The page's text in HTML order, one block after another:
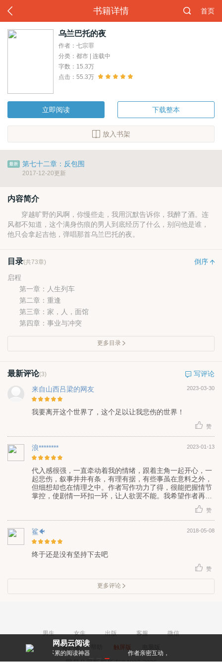
书籍详情 首页
乌兰巴托的夜
作者：七宗罪
分类：都市 | 连载中
字数：15.3万
点击：55.3万
立即阅读 下载整本
放入书架
第七十二章：反包围
2017-12-20更新
内容简介
穿越旷野的风啊，你慢些走，我用沉默告诉你，我醉了酒。连
风都不知道，这个满身伤痕的男人到底经历了什么，别问他是谁，
他只会拿起吉他，弹唱那首乌兰巴托的夜。
目录(共73章)
倒序
启程
第一章：人生列车
第二章：重逢
第三章：家，人，面馆
第四章：事业与冲突
更多目录
最新评论(3)
写评论
来自山西吕梁的网友
2023-03-30
我要离开这个世界了，这个足以让我悲伤的世界！
赞
浪******** 2023-01-13
代入感很强，一直牵动着我的情绪，跟着主角一起开心，一
起悲伤，叙事井井有条，有理有据，有些事虽在意料之外，
但细想却也在情理之中。作者写作功力了得，很能把握情节
掌控，使剧情一环扣一环，让人欲罢不能。我希望作者再接
再励，继续书写更精彩的片断，生活是在人生经历，与感悟
学习中成长起来的。需要慢慢的经历慢慢的长大，看书不只
能观其表面，可以在里面学到很多独到的见识与知识精华所
在，不要浪费了时间，负了自己，错过了一本好书“励志前
行，不负韶华”。
赞
鲨🐠 2018-05-08
终于还是没有坚持下去吧
赞
更多评论
男生 女生 出版 客服
微信
客户端
触屏版
网易公司版权所有©1997-2026
网易云阅读
的阅读神器 作者亲密互动，和大神零距离！